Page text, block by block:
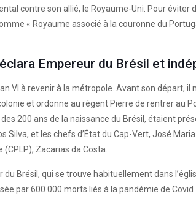
contre son allié, le Royaume-Uni. Pour éviter
« Royaume associé à la couronne du
Empereur du Brésil et
à revenir à la métropole. Avant son départ, il
et ordonne au régent Pierre de rentrer au
200 ans de la naissance du Brésil, étaient
et les chefs d’État du Cap-Vert, José
Zacarias da Costa.
Brésil, qui se trouve habituellement dans
par 600 000 morts liés à la pandémie de